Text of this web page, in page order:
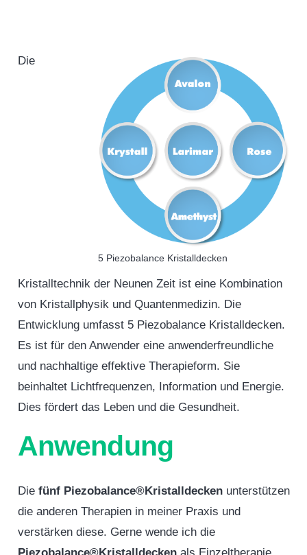
5 Piezobalance Kristalldecken
Die
Kristalltechnik der Neunen Zeit ist eine Kombination
von Kristallphysik und Quantenmedizin. Die
Entwicklung umfasst 5 Piezobalance Kristalldecken.
Es ist für den Anwender eine anwenderfreundliche
und nachhaltige effektive Therapieform. Sie
beinhaltet Lichtfrequenzen, Information und Energie.
Dies fördert das Leben und die Gesundheit.
Anwendung
Diefünf Piezobalance®Kristalldeckenunterstützen
die anderen Therapien in meiner Praxis und
verstärken diese. Gerne wende ich die